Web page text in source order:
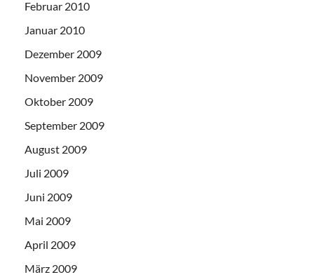
Februar 2010
Januar 2010
Dezember 2009
November 2009
Oktober 2009
September 2009
August 2009
Juli 2009
Juni 2009
Mai 2009
April 2009
März 2009